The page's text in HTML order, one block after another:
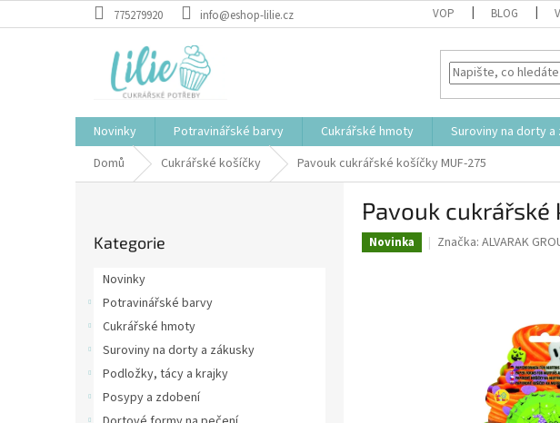
na
775279920 info@eshop-lilie.cz VOP BLOG
Novinky Potravinářské barvy Cukrářské hmoty Suroviny na dorty a
Domů
Cukrářské košíčky Pavouk cukrářské košíčky MUF-275
kategorie
Kategorie
Novinky
Potravinářské barvy
Cukrářské hmoty
Suroviny na dorty a zákusky
Podložky, tácy a krajky
Posypy a zdobení
Pavouk cukrářské
Novinka Značka: ALVARAK